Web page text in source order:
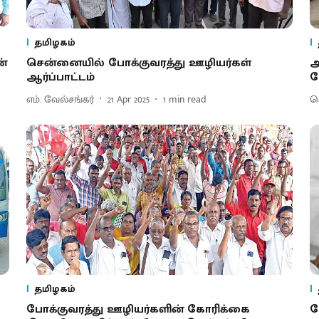
தமிழகம்
சென்னையில் போக்குவரத்து ஊழியர்கள்
ஆர்ப்பாட்டம்
எம். வேல்சங்கர் 21 Apr 2025 1 min read
தமிழகம்
போக்குவரத்து ஊழியர்களின் கோரிக்கை